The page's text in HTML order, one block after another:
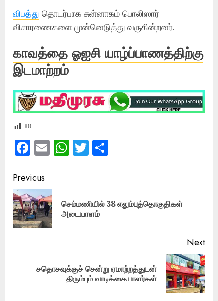
விபத்து தொடர்பாக சுன்னாகம் பொலிஸார்
விசாரணைகளை முன்னெடுத்து வருகின்றனர்.
காவத்தை ஓஐசி யாழ்ப்பாணத்திற்கு
இடமாற்றம்
88
Facebook
EmailWhatsApp
Twitter
Post
navigation
Previous
செம்மணியில் 38 எலும்புத்தொகுதிகள்
அடையாளம்
Next
சதொசவுக்குச் சென்று ஏமாற்றத்துடன்
திரும்பும் வாடிக்கையாளர்கள்